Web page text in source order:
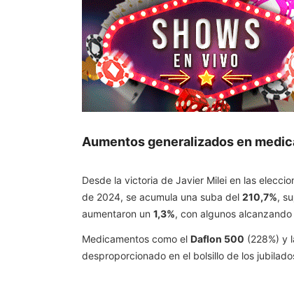
Aumentos generalizados en
Desde la victoria de Javier Milei en las
de 2024, se acumula una suba del 210,7%,
aumentaron un 1,3%, con algunos
Medicamentos como el Daflon 500 (228%) y
desproporcionado en el bolsillo de los